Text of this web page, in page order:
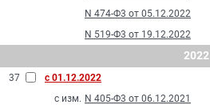
N 474-Ф3 от 05.12.2022
N 519-Ф3 от 19.12.2022
2022
37
с 01.12.2022
с изм. N 405-Ф3 от 06.12.2021